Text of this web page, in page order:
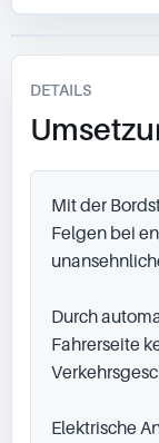
DETAILS
Mit der
Felgen bei
Durch
Fahrerseite
Elektrische